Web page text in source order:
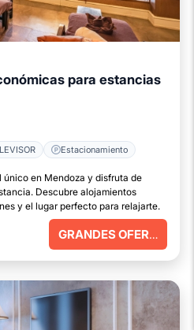
para estancias
Estacionamiento
en Mendoza y disfruta de
Descubre alojamientos
y el lugar perfecto para relajarte.
GRANDES OFERTAS